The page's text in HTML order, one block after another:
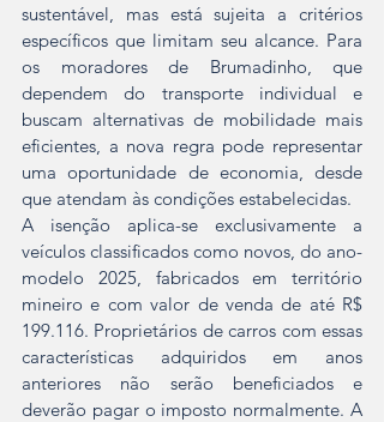
sustentável, mas está sujeita a critérios
específicos que limitam seu alcance. Para
os moradores de Brumadinho, que
dependem do transporte individual e
buscam alternativas de mobilidade mais
eficientes, a nova regra pode representar
uma oportunidade de economia, desde
que atendam às condições estabelecidas.
A isenção aplica-se exclusivamente a
veículos classificados como novos, do ano-
modelo 2025, fabricados em território
mineiro e com valor de venda de até R$
199.116. Proprietários de carros com essas
características adquiridos em anos
anteriores não serão beneficiados e
deverão pagar o imposto normalmente. A